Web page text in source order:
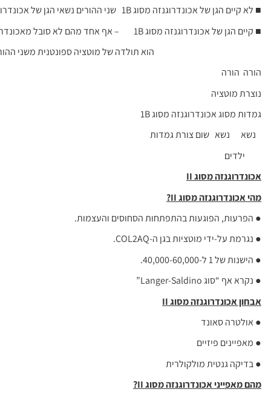
■ לא קיים הגן של אכונדרוגנזה מסוג 1B שני ההורים נשאי הגן של אכונדרוגנזה מסוג 1B:
■ קיים הגן של אכונדרוגנזה מסוג 1B – אף אחד מהם לא סובל מאכונדרוגנזה מסוג 1B, אך הגן
הוא תולדה של מוטציה ספונטנית משני
הורה הורה
נוצרת מוטציה
גמדות מסוג אכונדרוגנזה מסוג 1B
נשא נשא שום צורת גמדות
ילדים
אכונדרוגנזה מסוגII
מהי אכונדרוגנזה מסוגII
?
● הפרעות, הפוגעות בהתפתחות הסחוסים והעצמות.
● נגרמת על-ידי מוטציות בגן ה-COL2AQ.
● הישנות של 1 ל-40,000-60,000.
● נקרא אף “סוג Langer-Saldino”
אבחון אכונדרוגנזה מסוגII
● אולטרה סאונד
● מאפיינים פיזיים
● בדיקה גנטית מולקולרית
מהם מאפייני אכונדרוגנזה מסוגII
?